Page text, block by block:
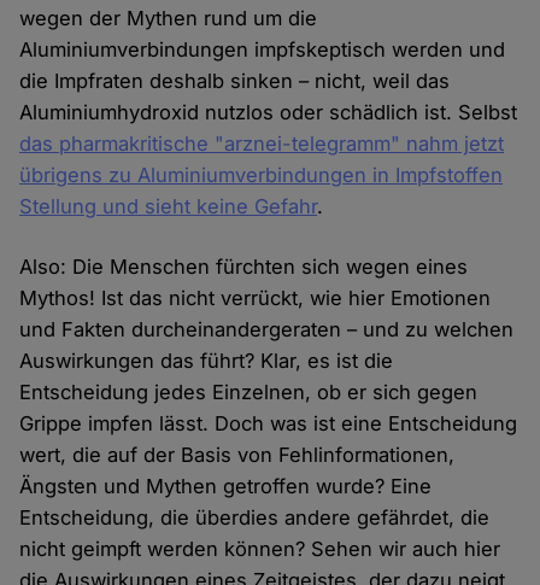
wegen der Mythen rund um die
Aluminiumverbindungen impfskeptisch werden und
die Impfraten deshalb sinken – nicht, weil das
Aluminiumhydroxid nutzlos oder schädlich ist. Selbst
das pharmakritische "arznei-telegramm" nahm jetzt
übrigens zu Aluminiumverbindungen in Impfstoffen
Stellung und sieht keine Gefahr.
Also: Die Menschen fürchten sich wegen eines
Mythos! Ist das nicht verrückt, wie hier Emotionen
und Fakten durcheinandergeraten – und zu welchen
Auswirkungen das führt? Klar, es ist die
Entscheidung jedes Einzelnen, ob er sich gegen
Grippe impfen lässt. Doch was ist eine Entscheidung
wert, die auf der Basis von Fehlinformationen,
Ängsten und Mythen getroffen wurde? Eine
Entscheidung, die überdies andere gefährdet, die
nicht geimpft werden können? Sehen wir auch hier